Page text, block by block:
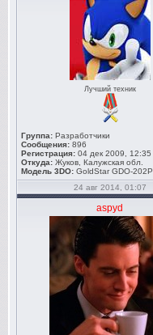
Лучший техник
Группа: Разработчики
Сообщения: 896
Регистрация: 04 дек 2009, 12:35
Откуда: Жуков, Калужская обл.
Модель 3DO: GoldStar GDO-202P
24 авг 2014, 01:07
aspyd